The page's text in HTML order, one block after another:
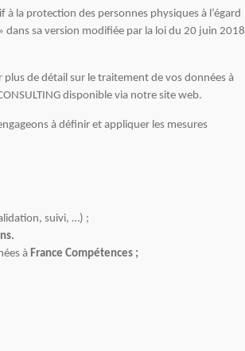
la protection des personnes physiques à l’égard
sa version modifiée par la loi du 20 juin 2018
de détail sur le traitement de vos données à
disponible via notre site web.
à définir et appliquer les mesures
suivi, …) ;
àFrance Compétences ;